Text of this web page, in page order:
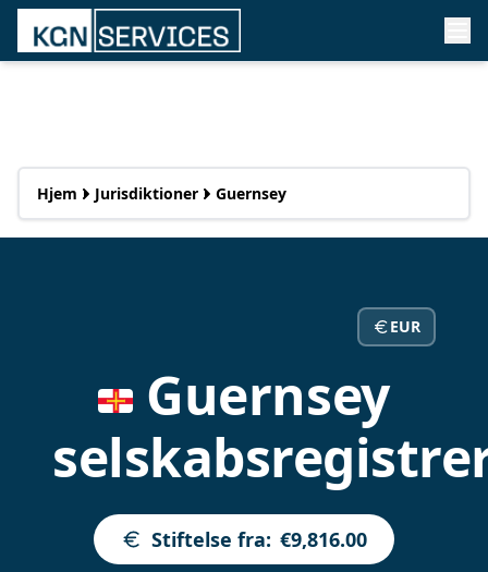
Hjem Jurisdiktioner Guernsey
EUR
Guernsey
Stiftelse fra: €9,816.00